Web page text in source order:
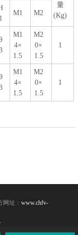
量
(Kg)
1
M1 M2
M1
4×
1.5
M2
0×
1.5
1
M1
4×
1.5
M2
0×
1.5
1
网址： www.chfv-